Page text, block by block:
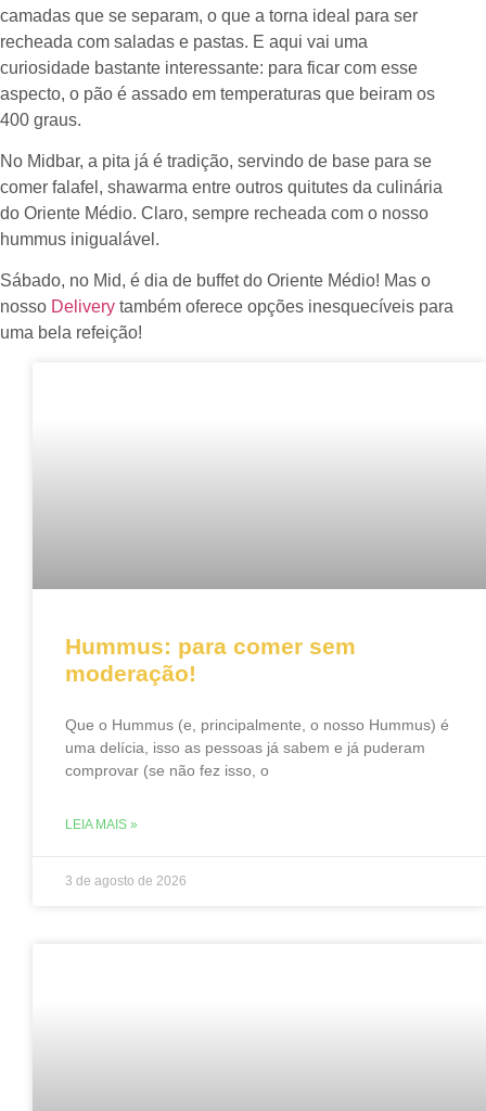
camadas que se separam, o que a torna ideal para ser
recheada com saladas e pastas. E aqui vai uma
curiosidade bastante interessante: para ficar com esse
aspecto, o pão é assado em temperaturas que beiram os
400 graus.
No Midbar, a pita já é tradição, servindo de base para se
comer falafel, shawarma entre outros quitutes da culinária
do Oriente Médio. Claro, sempre recheada com o nosso
hummus inigualável.
Sábado, no Mid, é dia de buffet do Oriente Médio! Mas o
nosso Delivery também oferece opções inesquecíveis para
uma bela refeição!
Hummus: para comer sem
moderação!
Que o Hummus (e, principalmente, o nosso Hummus) é
uma delícia, isso as pessoas já sabem e já puderam
comprovar (se não fez isso, o
LEIA MAIS »
3 de agosto de 2026